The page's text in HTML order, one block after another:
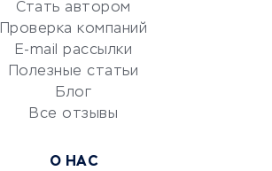
работы
Стать автором
Проверка компаний
E-mail рассылки
Полезные статьи
Блог
Все отзывы
О НАС